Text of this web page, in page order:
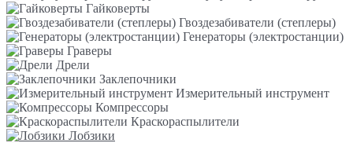
Гайковерты
Гвоздезабиватели (степлеры)
Генераторы (электростанции)
Граверы
Дрели
Заклепочники
Измерительный инструмент
Компрессоры
Краскораспылители
Лобзики